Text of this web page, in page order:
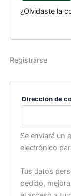
¿Olvidaste la
Registrarse
Dirección de
Se enviará un
electrónico
Tus datos
pedido,